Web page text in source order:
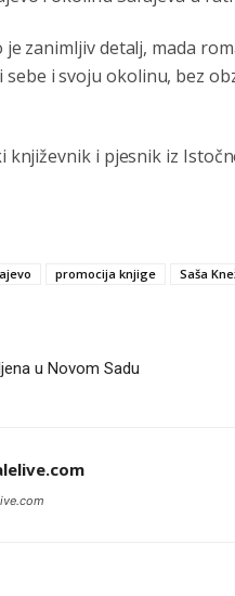
zanimljiv detalj, mada
i svoju okolinu, bez
i pjesnik iz
promocija knjige Saša
u Novom Sadu